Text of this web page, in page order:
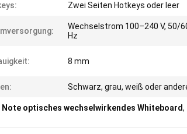
Zwei Seiten Hotkeys oder leer
Wechselstrom 100–240 V, 50/
Hz
8 mm
Schwarz, grau, weiß oder
Note optisches wechselwirkendes Whiteboard,